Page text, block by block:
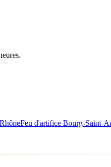
Feu d'artifice Bourg-Saint-